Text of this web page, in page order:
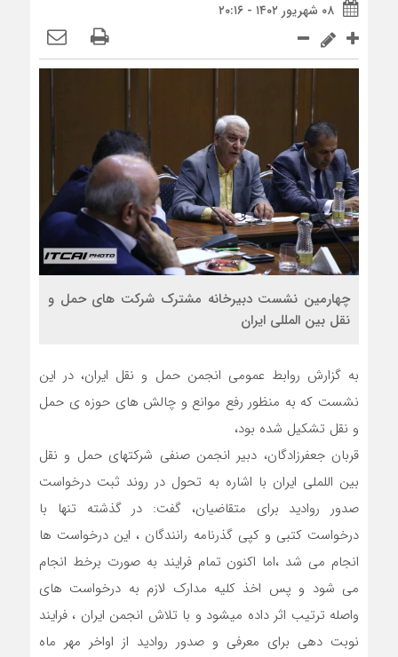
۰۸ شهریور ۱۴۰۲ - ۲۰:۱۶
چهارمین نشست دبیرخانه مشترک شرکت های حمل و
نقل بین المللی ایران
به گزارش روابط عمومی انجمن حمل و نقل ایران، در این
نشست که به منظور رفع موانع و چالش های حوزه ی حمل
و نقل تشکیل شده بود،
قربان جعفرزادگان، دبیر انجمن صنفی شرکتهای حمل و نقل
بین اللملی ایران با اشاره به تحول در روند ثبت درخواست
صدور روادید برای متقاضیان، گفت: در گذشته تنها با
درخواست کتبی و کپی گذرنامه رانندگان ، این درخواست ها
انجام می شد ،اما اکنون تمام فرایند به صورت برخط انجام
می شود و‌ پس اخذ کلیه مدارک لازم به درخواست های
واصله ترتیب اثر داده میشود و با تلاش انجمن ایران ، فرایند
نوبت ‌دهی برای معرفی و صدور روادید از اواخر مهر ماه